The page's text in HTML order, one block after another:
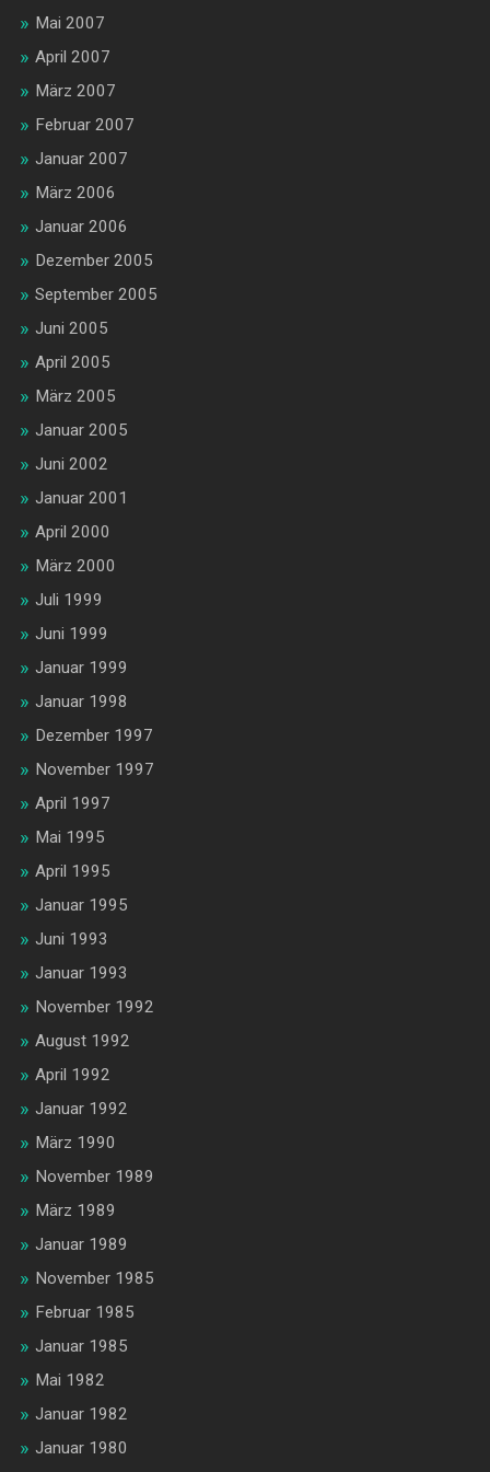
Mai 2007
April 2007
März 2007
Februar 2007
Januar 2007
März 2006
Januar 2006
Dezember 2005
September 2005
Juni 2005
April 2005
März 2005
Januar 2005
Juni 2002
Januar 2001
April 2000
März 2000
Juli 1999
Juni 1999
Januar 1999
Januar 1998
Dezember 1997
November 1997
April 1997
Mai 1995
April 1995
Januar 1995
Juni 1993
Januar 1993
November 1992
August 1992
April 1992
Januar 1992
März 1990
November 1989
März 1989
Januar 1989
November 1985
Februar 1985
Januar 1985
Mai 1982
Januar 1982
Januar 1980